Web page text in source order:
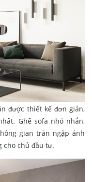
được thiết kế đơn giản,
Ghế sofa nhỏ nhắn,
gian tràn ngập ánh
cho chủ đầu tư.